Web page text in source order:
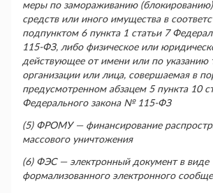
меры по замораживанию
средств или иного имущества в
подпунктом 6 пункта 1 статьи 7
115-ФЗ, либо физическое или
действующее от имени или по указанию
организации или лица, совершаемая в
предусмотренном абзацем 5 пункта 10
Федерального закона № 115-ФЗ
(5) ФРОМУ — финансирование
массового уничтожения
(6) ФЭС — электронный документ в виде
формализованного электронного